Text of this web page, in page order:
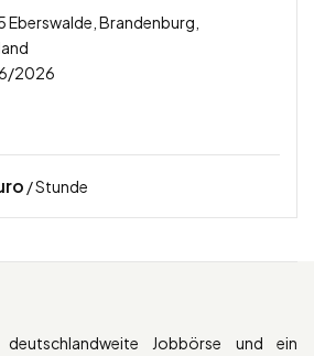
Eberswalde, Brandenburg,
2026
/ Stunde
Jobbörse und ein